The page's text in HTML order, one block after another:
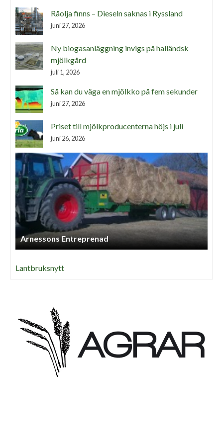
Råolja finns – Dieseln saknas i Ryssland
juni 27, 2026
Ny biogasanläggning invigs på halländsk
mjölkgård
juli 1, 2026
Så kan du väga en mjölkko på fem sekunder
juni 27, 2026
Priset till mjölkproducenterna höjs i juli
juni 26, 2026
Arnessons Entreprenad
Lantbruksnytt